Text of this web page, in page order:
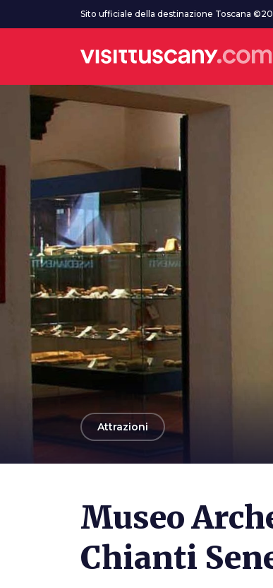
Vai al contenuto principaleSito ufficiale della destinazione Toscana
arrow_back
Attrazioni
Museo
Chianti